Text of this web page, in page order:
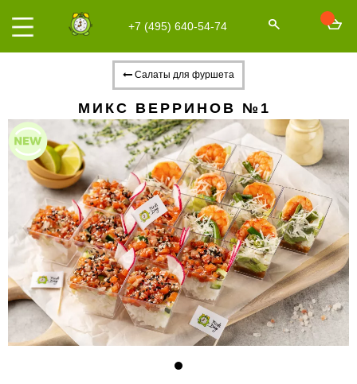
+7 (495) 640-54-74
Салаты для фуршета
МИКС ВЕРРИНОВ №1